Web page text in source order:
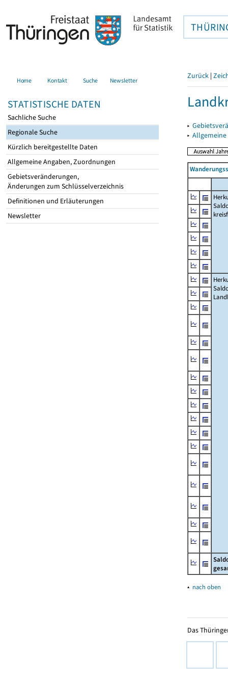
Home Kontakt Suche Newsletter
STATISTISCHE DATEN
Sachliche Suche
Regionale Suche
Kürzlich bereitgestellte Daten
Allgemeine Angaben, Zuordnungen
Gebietsveränderungen,
Änderungen zum Schlüsselverzeichnis
Definitionen und Erläuterungen
Newsletter
Zurück |
▸
▸
▴ nach oben
Das